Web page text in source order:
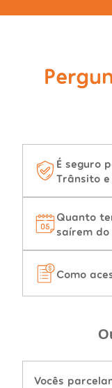
É seguro
Trânsito
Quanto
saírem do
Como
Vocês